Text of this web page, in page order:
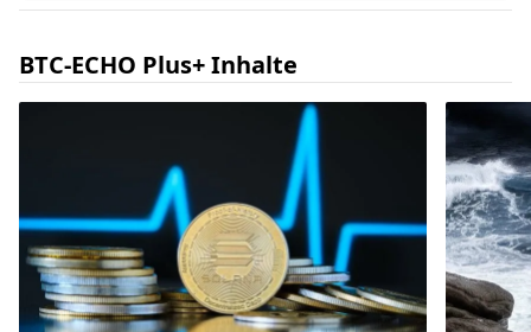
BTC-ECHO Plus+ Inhalte